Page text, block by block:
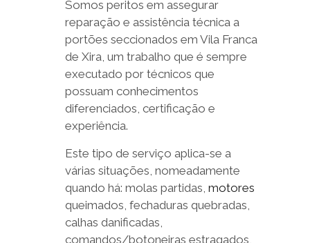
Somos peritos em assegurar
reparação e assistência técnica a
portões seccionados em Vila Franca
de Xira, um trabalho que é sempre
executado por técnicos que
possuam conhecimentos
diferenciados, certificação e
experiência.
Este tipo de serviço aplica-se a
várias situações, nomeadamente
quando há: molas partidas, motores
queimados, fechaduras quebradas,
calhas danificadas,
comandos/botoneiras estragados,